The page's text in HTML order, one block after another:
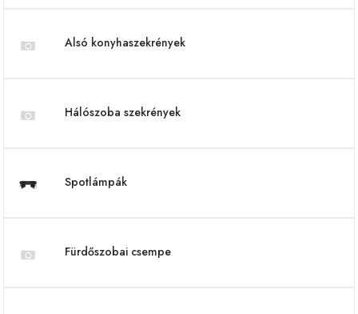
Alsó konyhaszekrények
Hálószoba szekrények
Spotlámpák
Fürdőszobai csempe